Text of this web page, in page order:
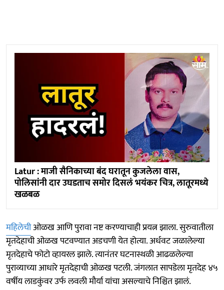
Latur : माजी सैनिकाच्या बंद घरातून कुजलेला वास,
पोलिसांनी दार उघडताच समोर दिसलं भयंकर चित्र, लातूरमध्ये
खळबळ
महिलेचीओळख आणि पुरावा नष्ट करण्याचाही प्रयत्न झाला. सुरुवातीला
मृतदेहाची ओळख पटवण्यात अडचणी येत होत्या. अर्धवट जळालेल्या
मृतदेहाचे फोटो व्हायरल झाले. त्यानंतर घटनास्थळी आढळलेल्या
पुराव्याच्या आधारे मृतदेहाची ओळख पटली. जंगलात सापडेला मृतदेह ४५
वर्षीय लाडकुंवर उर्फ लवली मौर्या यांचा असल्याचे निश्चित झालं.